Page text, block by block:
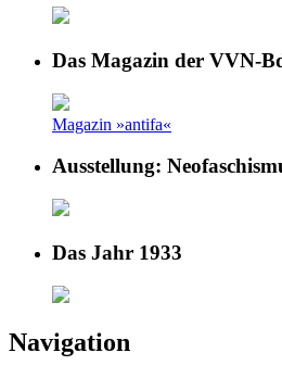
Das Magazin der VVN-
Magazin »antifa«
Ausstellung:
Das Jahr 1933
Navigation